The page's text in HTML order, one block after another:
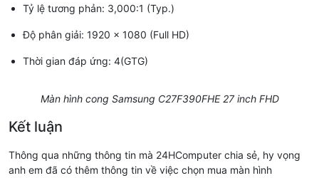
Tỷ lệ tương phản: 3,000:1 (Typ.)
Độ phân giải: 1920 x 1080 (Full HD)
Thời gian đáp ứng: 4(GTG)
Màn hình cong Samsung C27F390FHE 27 inch FHD
Kết luận
Thông qua những thông tin mà 24HComputer chia sẻ, hy vọng
anh em đã có thêm thông tin về việc chọn mua màn hình